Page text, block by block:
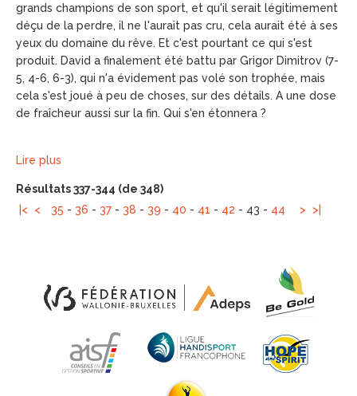
grands champions de son sport, et qu'il serait légitimement
déçu de la perdre, il ne l'aurait pas cru, cela aurait été à ses
yeux du domaine du rêve. Et c'est pourtant ce qui s'est
produit. David a finalement été battu par Grigor Dimitrov (7-
5, 4-6, 6-3), qui n'a évidement pas volé son trophée, mais
cela s'est joué à peu de choses, sur des détails. A une dose
de fraîcheur aussi sur la fin. Qui s'en étonnera ?
Lire plus
Résultats 337-344 (de 348)
|<
< 35 - 36 - 37 - 38 - 39 - 40 - 41 - 42 - 43 - 44 > >|